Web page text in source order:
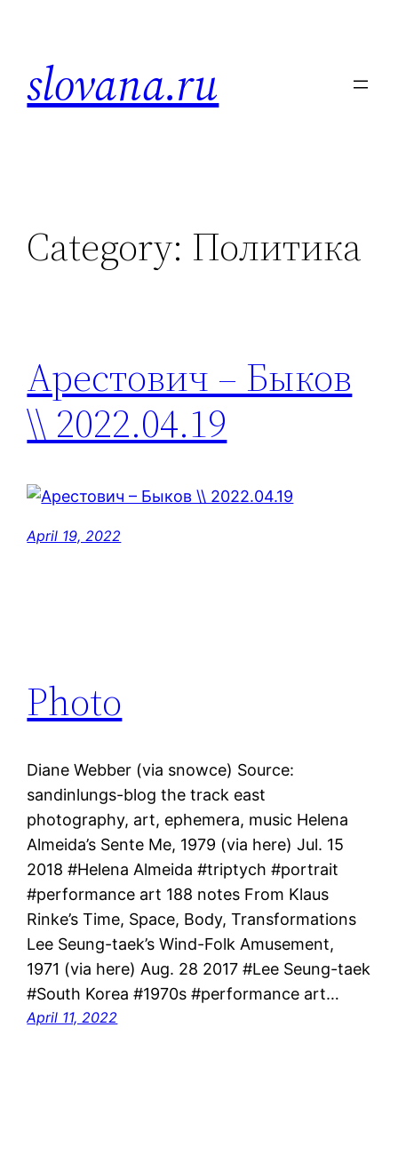
content
slovana.ru
Category: Политика
Арестович – Быков
\\ 2022.04.19
April 19, 2022
Photo
Diane Webber (via snowce) Source:
sandinlungs-blog the track east
photography, art, ephemera, music Helena
Almeida’s Sente Me, 1979 (via here) Jul. 15
2018 #Helena Almeida #triptych #portrait
#performance art 188 notes From Klaus
Rinke’s Time, Space, Body, Transformations
Lee Seung-taek’s Wind-Folk Amusement,
1971 (via here) Aug. 28 2017 #Lee Seung-taek
#South Korea #1970s #performance art…
April 11, 2022